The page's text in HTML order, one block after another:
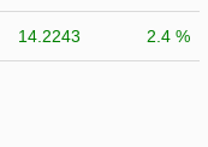
14.2243 2.4 %